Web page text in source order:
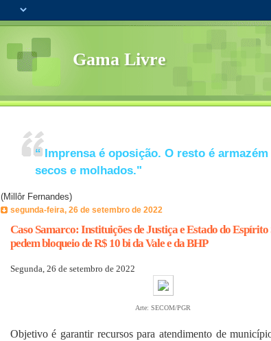
Gama Livre
“ Imprensa é oposição. O resto é armazém
secos e molhados."
(Millôr Fernandes)
segunda-feira, 26 de setembro de 2022
Caso Samarco: Instituições de Justiça e Estado do Espírito
pedem bloqueio de R$ 10 bi da Vale e da BHP
Segunda, 26 de setembro de 2022
Arte: SECOM/PGR
Objetivo é garantir recursos para atendimento de